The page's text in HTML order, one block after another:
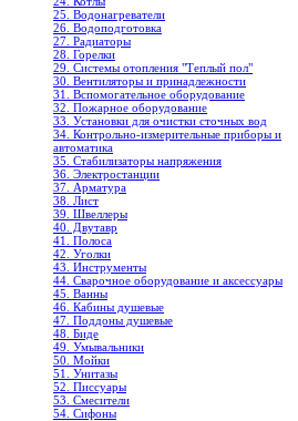
25. Водонагреватели
26. Водоподготовка
27. Радиаторы
28. Горелки
29. Системы отопления "Теплый пол"
30. Вентиляторы и принадлежности
31. Вспомогательное оборудование
32. Пожарное оборудование
33. Установки для очистки сточных вод
34. Контрольно-измерительные приборы и
автоматика
35. Стабилизаторы напряжения
36. Электростанции
37. Арматура
38. Лист
39. Швеллеры
40. Двутавр
41. Полоса
42. Уголки
43. Инструменты
44. Сварочное оборудование и аксессуары
45. Ванны
46. Кабины душевые
47. Поддоны душевые
48. Биде
49. Умывальники
50. Мойки
51. Унитазы
52. Писсуары
53. Смесители
54. Сифоны